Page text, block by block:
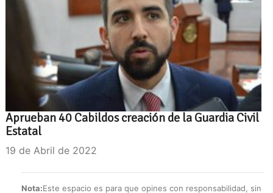
Aprueban 40 Cabildos creación de la Guardia Civil
Estatal
19 de Abril de 2022
Nota:Este espacio es para que opines con responsabilidad, sin